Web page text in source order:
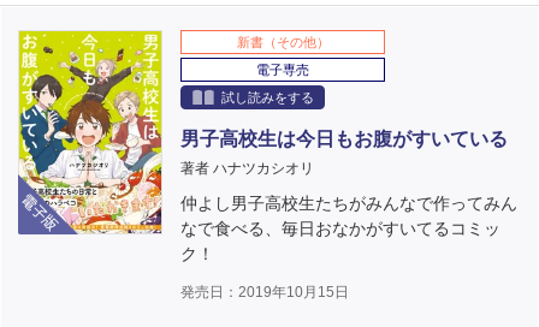
電子版
新書（その他）
電子専売
試し読みをする
男子高校生は今日もお腹がすいている
著者 ハナツカシオリ
仲よし男子高校生たちがみんなで作ってみん
なで食べる、毎日おなかがすいてるコミッ
ク！
発売日：2019年10月15日